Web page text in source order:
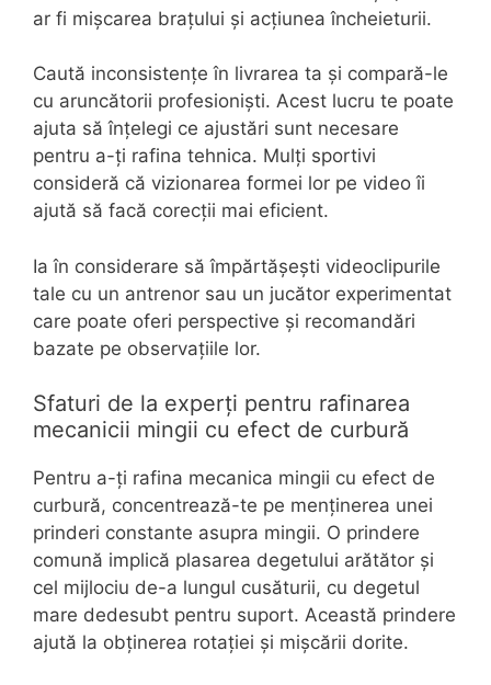
ar fi mișcarea brațului și acțiunea încheieturii.
Caută inconsistențe în livrarea ta și compară-le
cu aruncătorii profesioniști. Acest lucru te poate
ajuta să înțelegi ce ajustări sunt necesare
pentru a-ți rafina tehnica. Mulți sportivi
consideră că vizionarea formei lor pe video îi
ajută să facă corecții mai eficient.
Ia în considerare să împărtășești videoclipurile
tale cu un antrenor sau un jucător experimentat
care poate oferi perspective și recomandări
bazate pe observațiile lor.
Sfaturi de la experți pentru rafinarea
mecanicii mingii cu efect de curbură
Pentru a-ți rafina mecanica mingii cu efect de
curbură, concentrează-te pe menținerea unei
prinderi constante asupra mingii. O prindere
comună implică plasarea degetului arătător și
cel mijlociu de-a lungul cusăturii, cu degetul
mare dedesubt pentru suport. Această prindere
ajută la obținerea rotației și mișcării dorite.